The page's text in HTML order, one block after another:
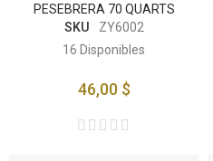
PESEBRERA 70 QUARTS
SKU
ZY6002
16 Disponibles
46,00 $